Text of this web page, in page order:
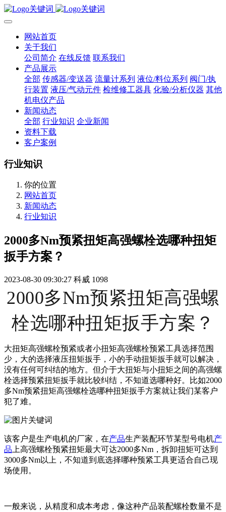
网站首页
关于我们
公司简介 在线反馈 联系我们
产品展示
全部 传感器/变送器 流量计系列 液位/料位系列 阀门/执
行装置 液压/气动元件 检维修工器具 化验/分析仪器 其他
机电仪产品
新闻动态
全部 行业知识 企业新闻
资料下载
客户案例
行业知识
你的位置
网站首页
新闻动态
行业知识
2000多Nm预紧扭矩高强螺栓选哪种扭矩
扳手方案？
2023-08-30 09:30:27 科威 1098
2000多Nm预紧扭矩高强螺
栓选哪种扭矩扳手方案？
大扭矩高强螺栓预紧或者小扭矩高强螺栓预紧工具选择范围
少，大的选择液压扭矩扳手，小的手动扭矩扳手就可以解决，
没有任何可纠结的地方。但介于大扭矩与小扭矩之间的高强螺
栓选择预紧扭矩扳手就比较纠结，不知道选哪种好。比如2000
多Nm预紧扭矩高强螺栓选哪种扭矩扳手方案就让我们某客户
犯了难。
该客户是生产电机的厂家，在产品生产装配环节某型号电机产
品 上高强螺栓预紧扭矩最大可达2000多Nm，拆卸扭矩可达到
3000多Nm以上，不知道到底选择哪种预紧工具更适合自己现
场使用。
一般来说，从精度和成本考虑，像这种产品装配螺栓数量不是